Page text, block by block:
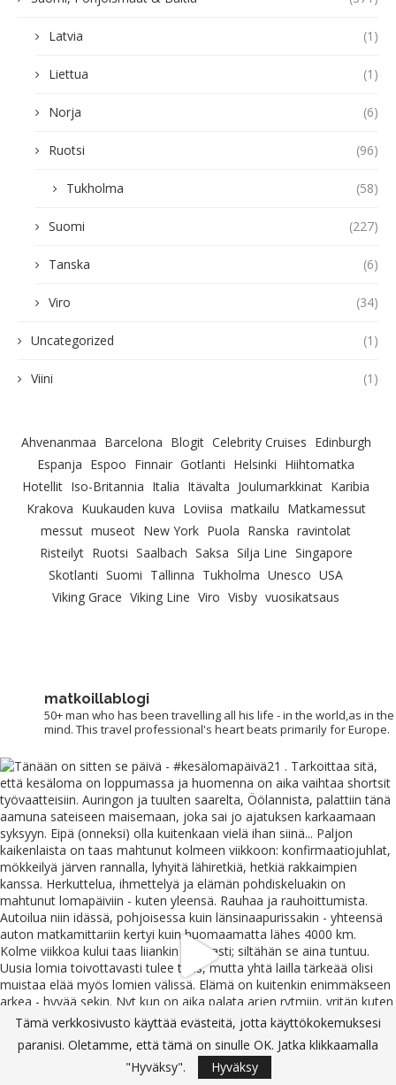
Latvia (1)
Liettua (1)
Norja (6)
Ruotsi (96)
Tukholma (58)
Suomi (227)
Tanska (6)
Viro (34)
Uncategorized (1)
Viini (1)
Ahvenanmaa Barcelona Blogit Celebrity Cruises Edinburgh
Espanja Espoo Finnair Gotlanti Helsinki Hiihtomatka
Hotellit Iso-Britannia Italia Itävalta Joulumarkkinat Karibia
Krakova Kuukauden kuva Loviisa matkailu Matkamessut
messut museot New York Puola Ranska ravintolat
Risteilyt Ruotsi Saalbach Saksa Silja Line Singapore
Skotlanti Suomi Tallinna Tukholma Unesco USA
Viking Grace Viking Line Viro Visby vuosikatsaus
matkoillablogi
50+ man who has been travelling all his life - in the world,as in the
mind. This travel professional's heart beats primarily for Europe.
Tämä verkkosivusto käyttää evästeitä, jotta käyttökokemuksesi
paranisi. Oletamme, että tämä on sinulle OK. Jatka klikkaamalla
"Hyväksy".
Hyväksy